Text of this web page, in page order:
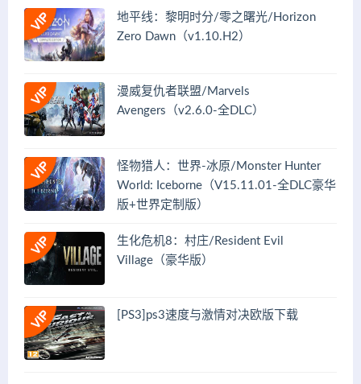
地平线：黎明时分/零之曙光/Horizon
Zero Dawn（v1.10.H2）
漫威复仇者联盟/Marvels
Avengers（v2.6.0-全DLC）
怪物猎人：世界-冰原/Monster Hunter
World: Iceborne（V15.11.01-全DLC豪华
版+世界定制版）
生化危机8：村庄/Resident Evil
Village（豪华版）
[PS3]ps3速度与激情对决欧版下载